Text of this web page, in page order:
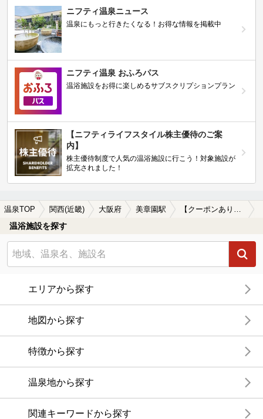
ニフティ温泉ニュース
温泉にもっと行きたくなる！お得な情報を掲載中
ニフティ温泉 おふろパス
温浴施設をお得に楽しめるサブスクリプションプラン
【ニフティライフスタイル株主優待のご案
内】
株主優待制度で人気の温浴施設に行こう！対象施設が
拡充されました！
温泉TOP 関西(近畿) 大阪府 美章園駅
温浴施設を探す
エリアから探す
地図から探す
特徴から探す
温泉地から探す
関連キーワードから探す